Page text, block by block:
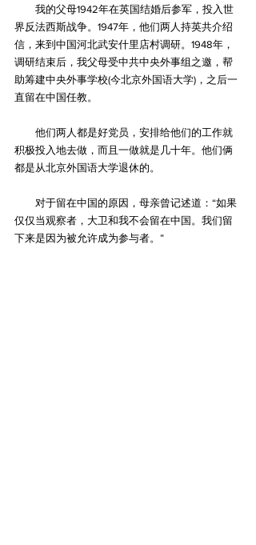
我的父母1942年在英国结婚后参军，投入世
界反法西斯战争。1947年，他们两人持英共介绍
信，来到中国河北武安什里店村调研。1948年，
调研结束后，我父母受中共中央外事组之邀，帮
助筹建中央外事学校(今北京外国语大学)，之后一
直留在中国任教。
他们两人都是好党员，安排给他们的工作就
积极投入地去做，而且一做就是几十年。他们俩
都是从北京外国语大学退休的。
对于留在中国的原因，母亲曾记述道：“如果
仅仅当观察者，大卫和我不会留在中国。我们留
下来是因为被允许成为参与者。”